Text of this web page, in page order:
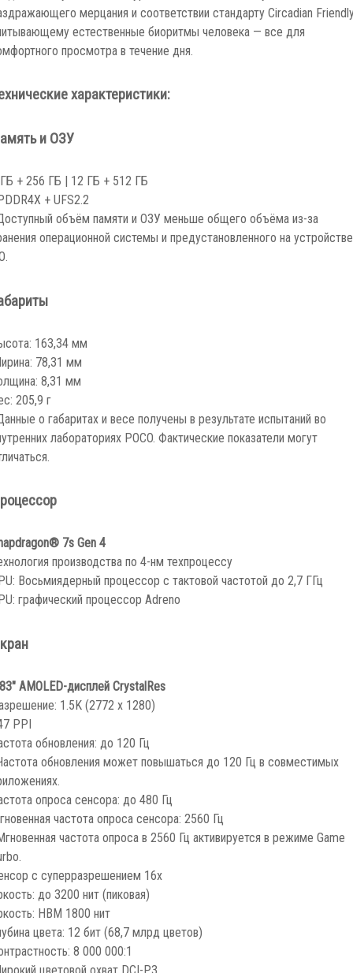
мерцания и соответствии стандарту Circadian
естественные биоритмы человека — все для
просмотра в течение дня.
характеристики:
и ОЗУ
+ 256 ГБ | 12 ГБ + 512 ГБ
+ UFS2.2
объём памяти и ОЗУ меньше общего объёма из-за
операционной системы и предустановленного на устройстве
163,34 мм
78,31 мм
8,31 мм
205,9 г
о габаритах и весе получены в результате испытаний во
лабораториях POCO. Фактические показатели могут
7s Gen 4
производства по 4-нм техпроцессу
Восьмиядерный процессор с тактовой частотой до 2,7 ГГц
графический процессор Adreno
AMOLED-дисплей CrystalRes
1.5K (2772 x 1280)
PPI
обновления: до 120 Гц
обновления может повышаться до 120 Гц в совместимых
опроса сенсора: до 480 Гц
частота опроса сенсора: 2560 Гц
частота опроса в 2560 Гц активируется в режиме Game
с суперразрешением 16x
до 3200 нит (пиковая)
HBM 1800 нит
цвета: 12 бит (68,7 млрд цветов)
8 000 000:1
цветовой охват DCI-P3